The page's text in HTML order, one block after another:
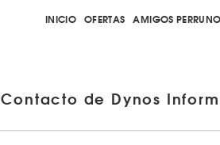
INICIO OFERTAS AMIGOS
Contacto de Dynos